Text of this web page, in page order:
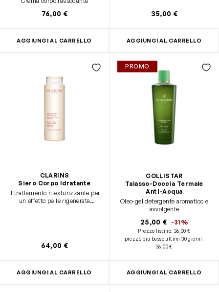
76,00 €
AGGIUNGI AL CARRELLO
35,00 €
AGGIUNGI AL CARRELLO
CLARINS
Siero Corpo Idratante
Il trattamento ritexturizzante per
un effetto pelle rigenerata
64,00 €
AGGIUNGI AL CARRELLO
PROMO
COLLISTAR
Talasso-Doccia Termale
Anti-Acqua
Oleo-gel detergente aromatico e
avvolgente
25,00 € -31%
Prezzo listino: 36,00 €
prezzo più basso ultimi 30 giorni :
36,00 €
AGGIUNGI AL CARRELLO